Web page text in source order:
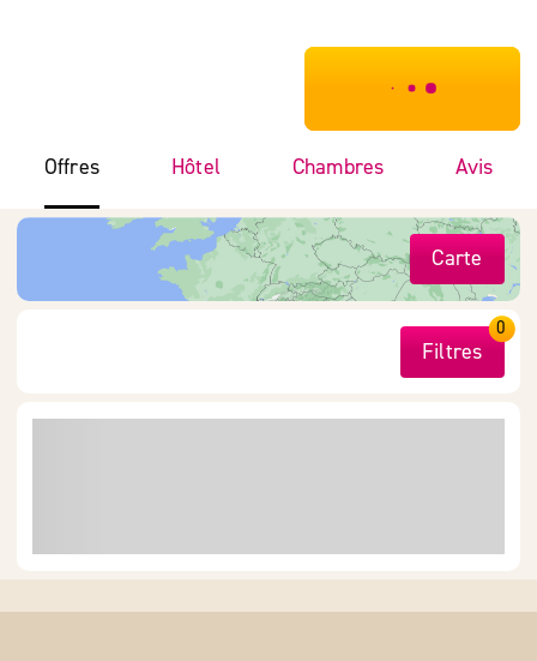
***************
Offres Hôtel Chambres Avis
Carte
Filtres
0